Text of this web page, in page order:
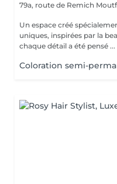
79a, route de Remich
Un espace créé
uniques, inspirées par la
chaque détail a été pensé ...
Coloration semi-